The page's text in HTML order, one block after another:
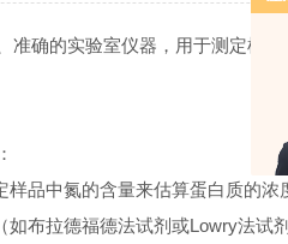
的实验室仪器，用于测定样品
中氮的含量来估算蛋白质的浓
拉德福德法试剂或Lowry法试